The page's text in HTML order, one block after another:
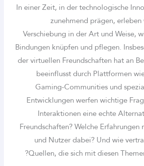
In einer Zeit, in der
Verschiebung in der
Bindungen knüpfen
der virtuellen
beeinflusst
Gaming-
Entwicklungen
Interaktionen
Freundschaften?
und Nutzer
Quellen, die sich